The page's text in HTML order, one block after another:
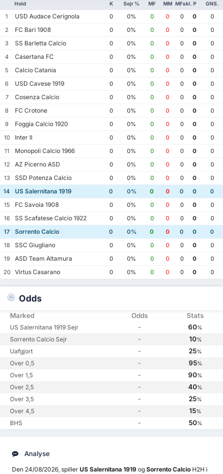
Hold K Sejr % MF MM MFskl. P GNS.
1 USD Audace Cerignola 0 0% 0 0 0 0
0
2
FC Bari 1908 0 0% 0 0 0 0
0
3
SS Barletta Calcio 0 0% 0 0 0 0
0
4
Casertana FC 0 0% 0 0 0 0
0
5
Calcio Catania 0 0% 0 0 0 0
0
6
USD Cavese 1919 0 0% 0 0 0 0
0
7
Cosenza Calcio 0 0% 0 0 0 0
0
8
FC Crotone 0 0% 0 0 0 0
0
9
Foggia Calcio 1920 0 0% 0 0 0 0
0
10
Inter II 0 0% 0 0 0 0
0
11
Monopoli Calcio 1966 0 0% 0 0 0 0
0
12
AZ Picerno ASD 0 0% 0 0 0 0
0
13
SSD Potenza Calcio 0 0% 0 0 0 0
0
14
US Salernitana 1919 0 0% 0 0 0 0
0
15
FC Savoia 1908 0 0% 0 0 0 0
0
16
SS Scafatese Calcio 1922 0 0% 0 0 0 0
0
17
Sorrento Calcio 0 0% 0 0 0 0
0
18
SSC Giugliano 0 0% 0 0 0 0
0
19
ASD Team Altamura 0 0% 0 0 0 0
0
20
Virtus Casarano 0 0% 0 0 0 0 0
Odds
Marked Odds Stats
US Salernitana 1919 Sejr - 60%
Sorrento Calcio Sejr - 10%
Uafgjort - 25%
Over 0,5 - 95%
Over 1,5 - 90%
Over 2,5 - 40%
Over 3,5 - 25%
Over 4,5 - 15%
BHS - 50%
Analyse
Den 24/08/2026, spiller US Salernitana 1919 og Sorrento Calcio H2H i